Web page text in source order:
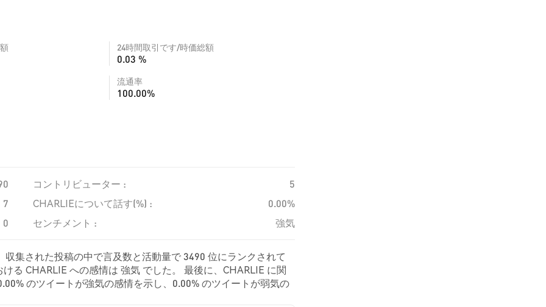
24時間取引です/時価総額
0.03 %
流通率
100.00%
コントリビューター :
5
7 CHARLIEについて話す(%) :
0.00%
0 センチメント : 強気
集された投稿の中で言及数と活動量で 3490 位にランクされて
る CHARLIE への感情は 強気 でした。 最後に、CHARLIE に関
のツイートが強気の感情を示し、0.00% のツイートが弱気の